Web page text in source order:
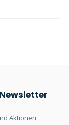
Verklebung auf
Aktionen